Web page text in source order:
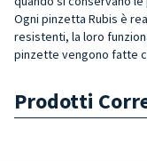
Ogni pinzetta Rubis è
resistenti, la loro
pinzette vengono fatte
Prodotti